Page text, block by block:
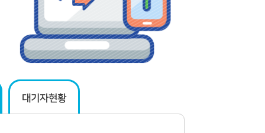
대기자현황